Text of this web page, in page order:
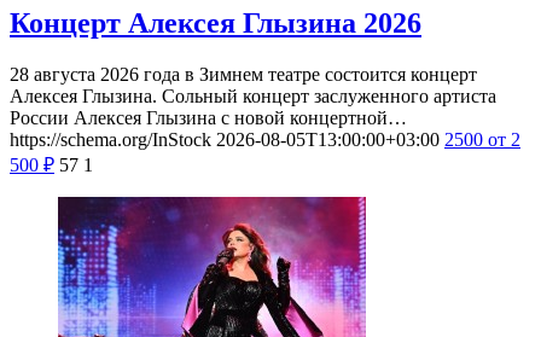
Концерт Алексея Глызина 2026
28 августа 2026 года в Зимнем театре состоится концерт
Алексея Глызина. Сольный концерт заслуженного артиста
России Алексея Глызина с новой концертной…
https://schema.org/InStock 2026-08-05T13:00:00+03:00 2500 от 2
500 ₽ 57 1